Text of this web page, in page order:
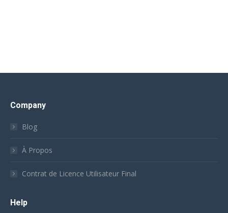
Company
Blog
À Propos
Contrat de Licence Utilisateur Final
Help